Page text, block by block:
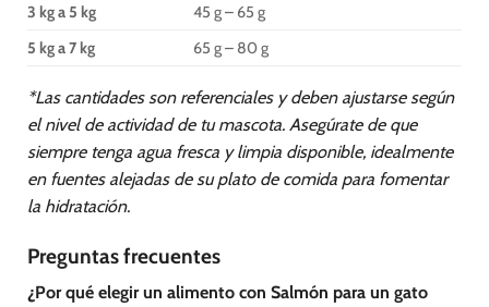
3 kg a 5 kg
45 g – 65 g
5 kg a 7 kg
65 g – 80 g
*Las cantidades son referenciales y deben ajustarse según
el nivel de actividad de tu mascota. Asegúrate de que
siempre tenga agua fresca y limpia disponible, idealmente
en fuentes alejadas de su plato de comida para fomentar
la hidratación.
Preguntas frecuentes
¿Por qué elegir un alimento con Salmón para un gato